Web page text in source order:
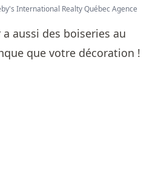
International Realty Québec Agence
aussi des boiseries au
que votre décoration !